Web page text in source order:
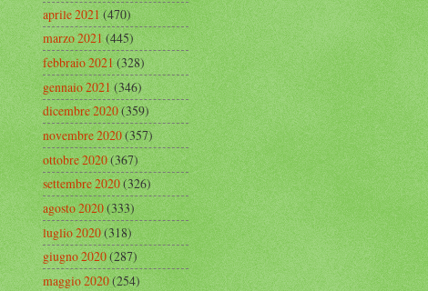
aprile 2021(470)
marzo 2021(445)
febbraio 2021(328)
gennaio 2021(346)
dicembre 2020(359)
novembre 2020(357)
ottobre 2020(367)
settembre 2020(326)
agosto 2020(333)
luglio 2020(318)
giugno 2020(287)
maggio 2020(254)